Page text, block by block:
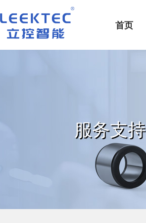
深圳市立控智能科技有限公司
首页
服务支持